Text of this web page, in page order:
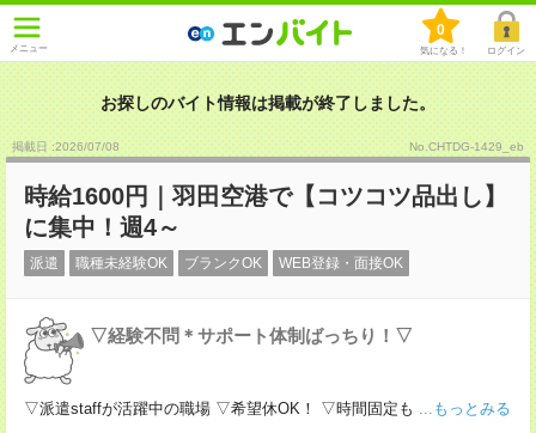
メニュー
0
気になる！ ログイン
お探しのバイト情報は掲載が終了しました。
掲載日 :2026/07/08 No.CHTDG-1429_eb
時給1600円｜羽田空港で【コツコツ品出し】
に集中！週4～
派遣 職種未経験OK ブランクOK WEB登録・面接OK
▽経験不問＊サポート体制ばっちり！▽
▽派遣staffが活躍中の職場 ▽希望休OK！ ▽時間固定も ...もっとみる